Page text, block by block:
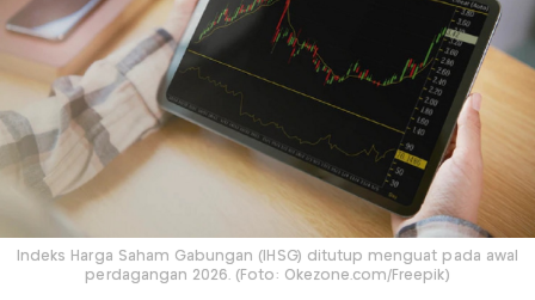
Indeks Harga Saham Gabungan (IHSG) ditutup menguat pada awal
perdagangan 2026. (Foto: Okezone.com/Freepik)